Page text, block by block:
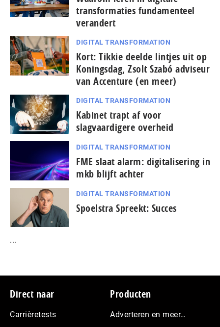
transformaties fundamenteel
verandert
DIGITAL TRANSFORMATION
Kort: Tikkie deelde lintjes uit op
Koningsdag, Zsolt Szabó adviseur
van Accenture (en meer)
DIGITAL TRANSFORMATION
Kabinet trapt af voor
slagvaardigere overheid
DIGITAL TRANSFORMATION
FME slaat alarm: digitalisering in
mkb blijft achter
DIGITAL TRANSFORMATION
Spoelstra Spreekt: Succes
...
Footer
Direct naar
Carrièretests
Producten
Adverteren en meer…